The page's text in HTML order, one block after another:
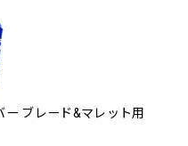
ー ブレード&マレット用